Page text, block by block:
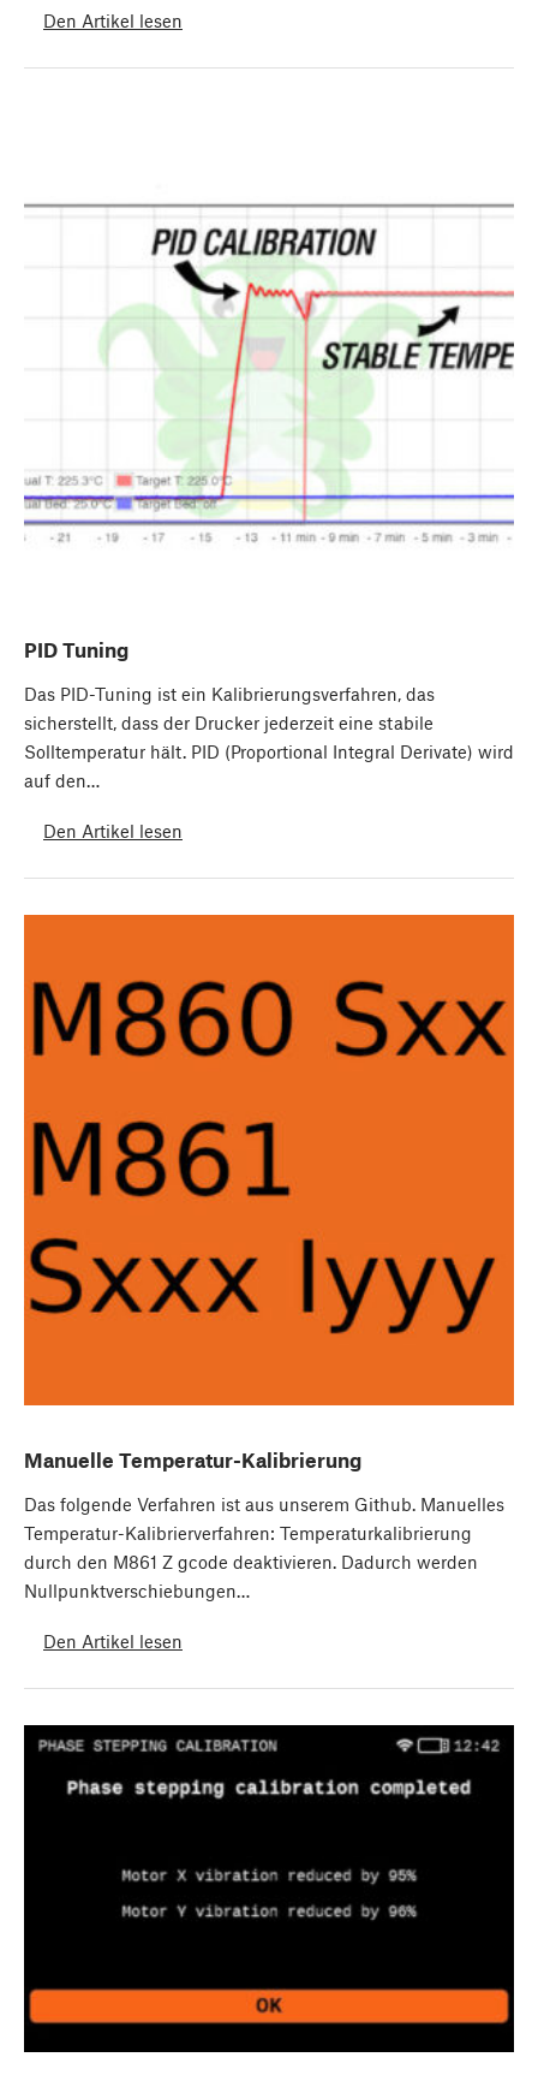
Den Artikel lesen
PID Tuning
Das PID-Tuning ist ein Kalibrierungsverfahren, das
sicherstellt, dass der Drucker jederzeit eine stabile
Solltemperatur hält. PID (Proportional Integral Derivate) wird
auf den…
Den Artikel lesen
Manuelle Temperatur-Kalibrierung
Das folgende Verfahren ist aus unserem Github. Manuelles
Temperatur-Kalibrierverfahren: Temperaturkalibrierung
durch den M861 Z gcode deaktivieren. Dadurch werden
Nullpunktverschiebungen…
Den Artikel lesen